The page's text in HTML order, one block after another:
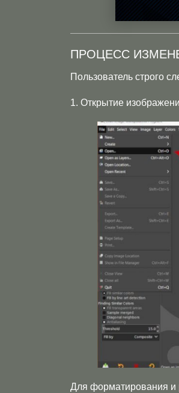
ПРОЦЕСС
Пользователь строго
1. Открытие
Для форматирования и